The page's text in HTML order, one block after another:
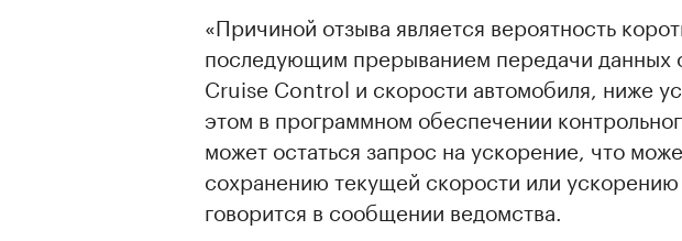
«Причиной отзыва является вероятность
последующим прерыванием передачи данных
Cruise Control и скорости автомобиля, ниже
этом в программном обеспечении
может остаться запрос на ускорение, что
сохранению текущей скорости или
говорится в сообщении ведомства.